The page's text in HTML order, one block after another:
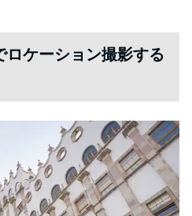
ロケーション撮影する